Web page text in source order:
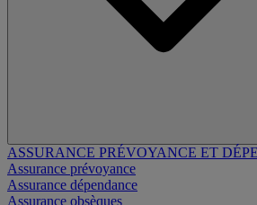
ASSURANCE PRÉVOYANCE ET
Assurance prévoyance
Assurance dépendance
Assurance obsèques